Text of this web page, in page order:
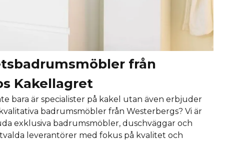
från
Kakellagret
bara är specialister på kakel utan även erbjuder
badrumsmöbler från Westerbergs? Vi är
exklusiva badrumsmöbler, duschväggar och
leverantörer med fokus på kvalitet och